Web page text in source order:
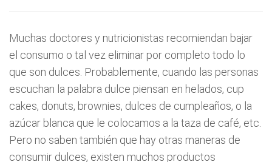
Muchas doctores y nutricionistas recomiendan bajar
el consumo o tal vez eliminar por completo todo lo
que son dulces. Probablemente, cuando las personas
escuchan la palabra dulce piensan en helados, cup
cakes, donuts, brownies, dulces de cumpleaños, o la
azúcar blanca que le colocamos a la taza de café, etc.
Pero no saben también que hay otras maneras de
consumir dulces, existen muchos productos